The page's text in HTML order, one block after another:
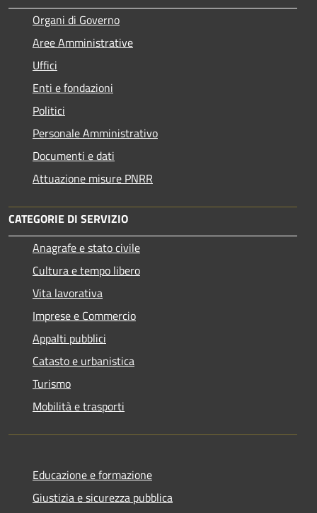
Organi di Governo
Aree Amministrative
Uffici
Enti e fondazioni
Politici
Personale Amministrativo
Documenti e dati
Attuazione misure PNRR
CATEGORIE DI SERVIZIO
Anagrafe e stato civile
Cultura e tempo libero
Vita lavorativa
Imprese e Commercio
Appalti pubblici
Catasto e urbanistica
Turismo
Mobilità e trasporti
Educazione e formazione
Giustizia e sicurezza pubblica